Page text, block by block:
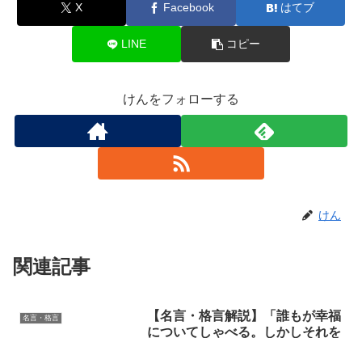
X Facebook はてブ
LINE コピー
けんをフォローする
けん
関連記事
名言・格言
【名言・格言解説】「誰もが幸福
についてしゃべる。しかしそれを